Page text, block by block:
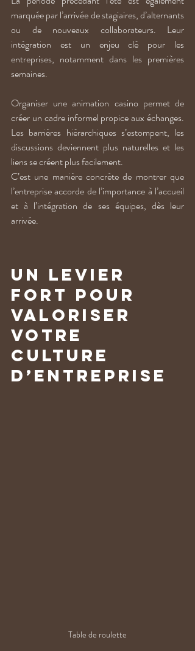
marquée par l’arrivée de stagiaires, d’alternants
ou de nouveaux collaborateurs. Leur
intégration est un enjeu clé pour les
entreprises, notamment dans les premières
semaines.
Organiser une animation casino permet de
créer un cadre informel propice aux échanges.
Les barrières hiérarchiques s’estompent, les
discussions deviennent plus naturelles et les
liens se créent plus facilement.
C’est une manière concrète de montrer que
l’entreprise accorde de l’importance à l’accueil
et à l’intégration de ses équipes, dès leur
arrivée.
Un levier
fort pour
valoriser
votre
culture
d’entreprise
Table de roulette